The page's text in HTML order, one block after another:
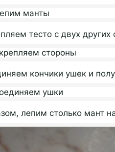
тесто с двух
кончики ушек и
лепим столько мант